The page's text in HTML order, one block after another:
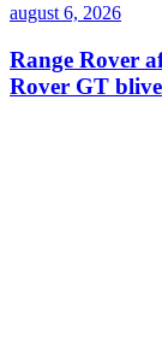
august 6, 2026
Range Rover
Rover GT